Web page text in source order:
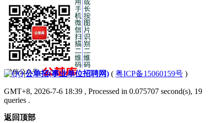
|公单招(事业单位招聘网) ( 粤ICP备15060159号 )
GMT+8, 2026-7-6 18:39 , Processed in 0.075707 second(s), 19
queries .
返回顶部